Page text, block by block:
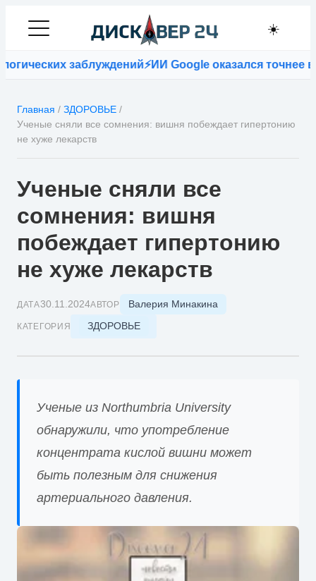
☀️
заблуждений⚡ИИ Google оказался точнее
Главная / ЗДОРОВЬЕ /
Ученые сняли все сомнения: вишня побеждает гипертонию
не хуже лекарств
Ученые сняли все
сомнения: вишня
побеждает гипертонию
не хуже лекарств
ДАТА30.11.2024АВТОР Валерия Минакина
КАТЕГОРИЯ ЗДОРОВЬЕ
Ученые из Northumbria University
обнаружили, что употребление
концентрата кислой вишни может
быть полезным для снижения
артериального давления.